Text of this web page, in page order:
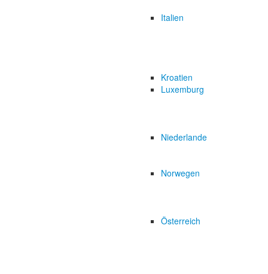
Italien
Kroatien
Luxemburg
Niederlande
Norwegen
Österreich